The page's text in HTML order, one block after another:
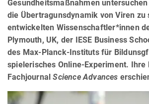
Gesundheitsmaßnahmen untersuchen
die Übertragunsdynamik von Viren zu
entwickelten Wissenschaftler*innen
Plymouth, UK, der IESE Business
des Max-Planck-Instituts für
spielerisches Online-Experiment. Ihre
FachjournalScience Advances